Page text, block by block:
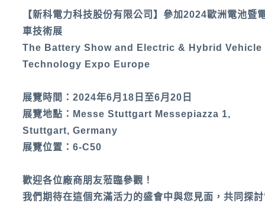
【新科電力科技股份有限公司】參加2024歐洲電池暨
車技術展
The Battery Show and Electric & Hybrid Vehicle
Technology Expo Europe
展覽時間：2024年6月18日至6月20日
展覽地點：Messe Stuttgart Messepiazza 1,
Stuttgart, Germany
展覽位置：6-C50
歡迎各位廠商朋友蒞臨參觀！
我們期待在這個充滿活力的盛會中與您見面，共同探